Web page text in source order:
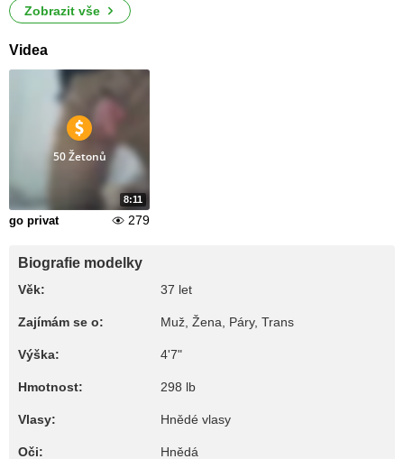
Zobrazit vše
Videa
8:11
50 Žetonů
go privat 279
Biografie modelky
Věk: 37 let
Zajímám se o: Muž, Žena, Páry, Trans
Výška: 4'7"
Hmotnost: 298 lb
Vlasy: Hnědé vlasy
Oči: Hnědá